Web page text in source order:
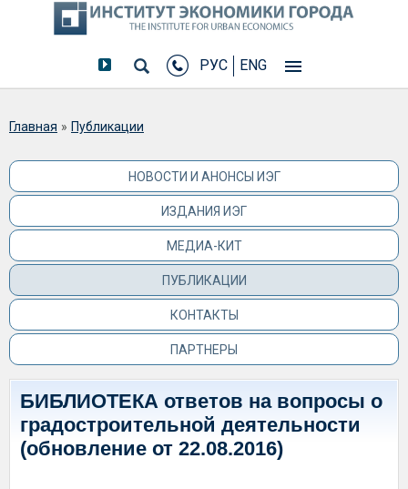
РУС ENG
Вы здесь
Главная » Публикации
НОВОСТИ И АНОНСЫ ИЭГ
ИЗДАНИЯ ИЭГ
МЕДИА-КИТ
ПУБЛИКАЦИИ
КОНТАКТЫ
ПАРТНЕРЫ
БИБЛИОТЕКА ответов на вопросы о
градостроительной деятельности
(обновление от 22.08.2016)